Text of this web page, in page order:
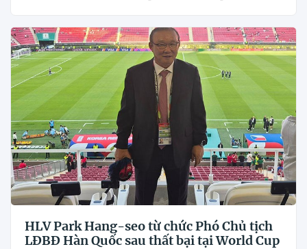
HLV Park Hang-seo từ chức Phó Chủ tịch
LĐBĐ Hàn Quốc sau thất bại tại World Cup